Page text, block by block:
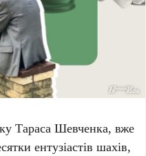
Тараса Шевченка, вже
ентузіастів шахів,